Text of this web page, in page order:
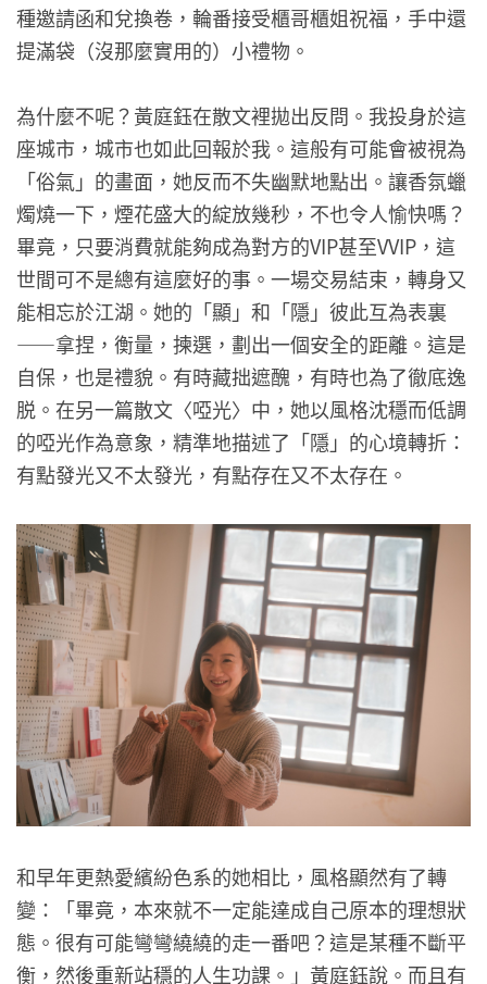
種邀請函和兌換卷，輪番接受櫃哥櫃姐祝福，手中還
提滿袋（沒那麼實用的）小禮物。
為什麼不呢？黃庭鈺在散文裡拋出反問。我投身於這
座城市，城市也如此回報於我。這般有可能會被視為
「俗氣」的畫面，她反而不失幽默地點出。讓香氛蠟
燭燒一下，煙花盛大的綻放幾秒，不也令人愉快嗎？
畢竟，只要消費就能夠成為對方的VIP甚至VVIP，這
世間可不是總有這麼好的事。一場交易結束，轉身又
能相忘於江湖。她的「顯」和「隱」彼此互為表裏
——拿捏，衡量，揀選，劃出一個安全的距離。這是
自保，也是禮貌。有時藏拙遮醜，有時也為了徹底逸
脱。在另一篇散文〈啞光〉中，她以風格沈穩而低調
的啞光作為意象，精準地描述了「隱」的心境轉折：
有點發光又不太發光，有點存在又不太存在。
和早年更熱愛繽紛色系的她相比，風格顯然有了轉
變：「畢竟，本來就不一定能達成自己原本的理想狀
態。很有可能彎彎繞繞的走一番吧？這是某種不斷平
衡，然後重新站穩的人生功課。」黃庭鈺說。而且有